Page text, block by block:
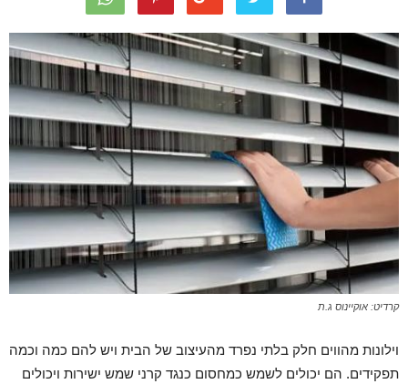
קרדיט: אוקיינוס ג.ת
וילונות מהווים חלק בלתי נפרד מהעיצוב של הבית ויש להם כמה וכמה
תפקידים. הם יכולים לשמש כמחסום כנגד קרני שמש ישירות ויכולים